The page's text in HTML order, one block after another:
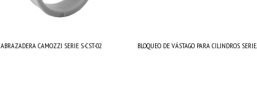
ABRAZADERA CAMOZZI SERIE S-CST-02 BLOQUEO DE VÁSTAGO PARA CILINDROS SERIE...